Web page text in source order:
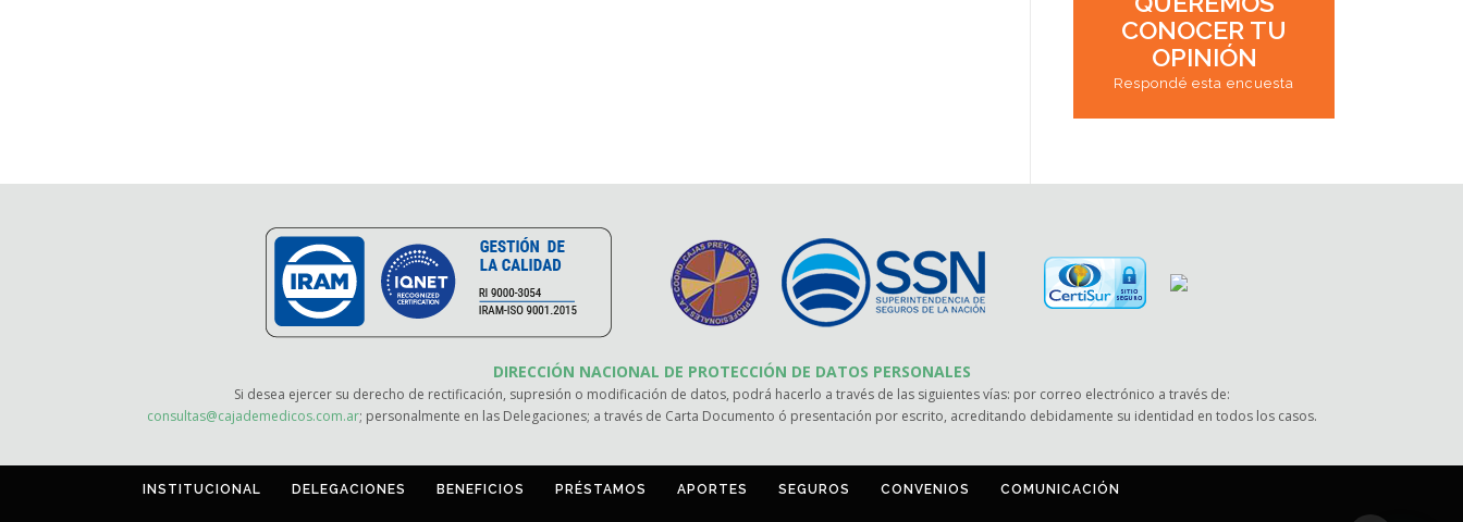
CONOCER TU
OPINIÓN
Respondé esta encuesta
DIRECCIÓN NACIONAL DE PROTECCIÓN DE DATOS PERSONALES
Si desea ejercer su derecho de rectificación, supresión o modificación de datos, podrá hacerlo a través de las siguientes vías: por correo electrónico a través de:
consultas@cajademedicos.com.ar; personalmente en las Delegaciones; a través de Carta Documento ó presentación por escrito, acreditando debidamente su identidad en todos los casos.
INSTITUCIONAL DELEGACIONES BENEFICIOS PRÉSTAMOS APORTES SEGUROS CONVENIOS COMUNICACIÓN